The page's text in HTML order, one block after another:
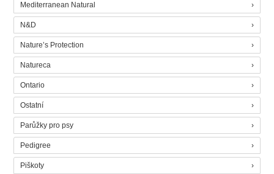
Mediterranean Natural
N&D
Nature’s Protection
Natureca
Ontario
Ostatní
Parůžky pro psy
Pedigree
Piškoty